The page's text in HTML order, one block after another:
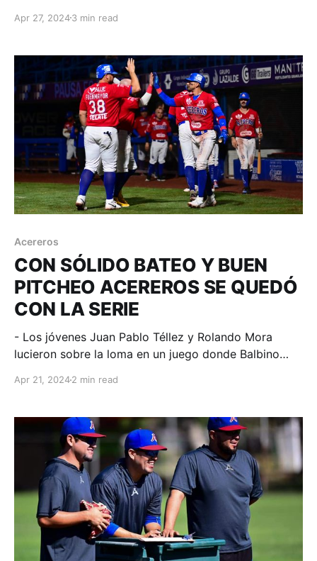
Comunicación. Ramón Hernández tuvo una jornada
en LMB, Juan Pérez ligó juegos dando cuadrangular y
Acereros ganó 19-7
Apr 27, 20243 min read
Acereros
CON SÓLIDO BATEO Y BUEN
PITCHEO ACEREROS SE QUEDÓ
CON LA SERIE
- Los jóvenes Juan Pablo Téllez y Rolando Mora
lucieron sobre la loma en un juego donde Balbino
Hernández la volvió a botar. Monclova, Coahuila; 21
Monclova tuvieron una semana de 4 victorias y
ganaron las
Apr 21, 20242 min read